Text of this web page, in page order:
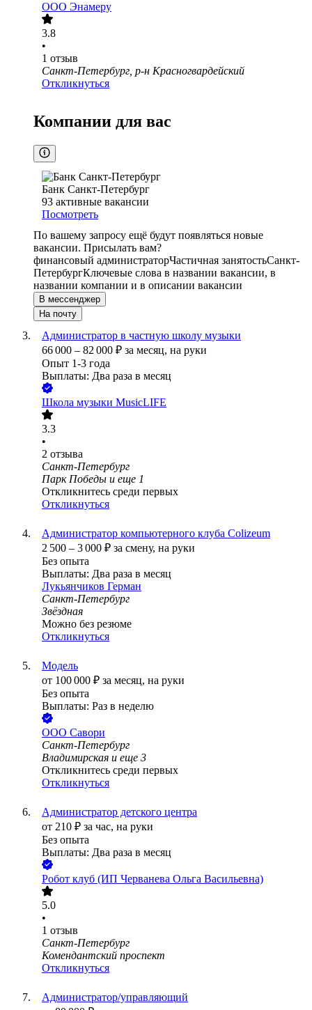
ООО Энамеру
3.8
•
1 отзыв
Санкт-Петербург, р-н Красногвардейский
Откликнуться
Компании для вас
Банк Санкт-Петербург
93 активные вакансии
Посмотреть
По вашему запросу ещё будут появляться новые
вакансии. Присылать вам?
финансовый администраторЧастичная занятостьСанкт-
ПетербургКлючевые слова в названии вакансии, в
названии компании и в описании вакансии
В мессенджер
На почту
Администратор в частную школу музыки
66 000 – 82 000 ₽ за месяц, на руки
Опыт 1-3 года
Выплаты: Два раза в месяц
Школа музыки MusicLIFE
3.3
•
2 отзыва
Санкт-Петербург
Парк Победы и еще 1
Откликнитесь среди первых
Откликнуться
Администратор компьютерного клуба Colizeum
2 500 – 3 000 ₽ за смену, на руки
Без опыта
Выплаты: Два раза в месяц
Лукьянчиков Герман
Санкт-Петербург
Звёздная
Можно без резюме
Откликнуться
Модель
от 100 000 ₽ за месяц, на руки
Без опыта
Выплаты: Раз в неделю
ООО Савори
Санкт-Петербург
Владимирская и еще 3
Откликнитесь среди первых
Откликнуться
Администратор детского центра
от 210 ₽ за час, на руки
Без опыта
Выплаты: Два раза в месяц
Робот клуб (ИП Черванева Ольга Васильевна)
5.0
•
1 отзыв
Санкт-Петербург
Комендантский проспект
Откликнуться
Администратор/управляющий